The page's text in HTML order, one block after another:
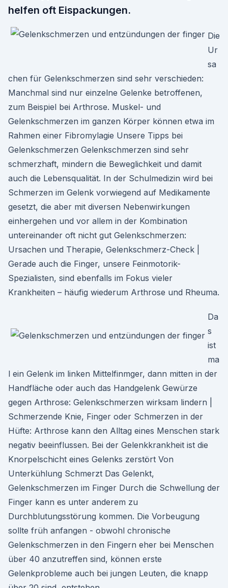
helfen oft Eispackungen.
Die
Ur
sa
chen für Gelenkschmerzen sind sehr verschieden:
Manchmal sind nur einzelne Gelenke betroffenen,
zum Beispiel bei Arthrose. Muskel- und
Gelenkschmerzen im ganzen Körper können etwa im
Rahmen einer Fibromylagie Unsere Tipps bei
Gelenkschmerzen Gelenkschmerzen sind sehr
schmerzhaft, mindern die Beweglichkeit und damit
auch die Lebensqualität. In der Schulmedizin wird bei
Schmerzen im Gelenk vorwiegend auf Medikamente
gesetzt, die aber mit diversen Nebenwirkungen
einhergehen und vor allem in der Kombination
untereinander oft nicht gut Gelenkschmerzen:
Ursachen und Therapie, Gelenkschmerz-Check |
Gerade auch die Finger, unsere Feinmotorik-
Spezialisten, sind ebenfalls im Fokus vieler
Krankheiten – häufig wiederum Arthrose und Rheuma.
Da
s
ist
ma
l ein Gelenk im linken Mittelfinmger, dann mitten in der
Handfläche oder auch das Handgelenk Gewürze
gegen Arthrose: Gelenkschmerzen wirksam lindern |
Schmerzende Knie, Finger oder Schmerzen in der
Hüfte: Arthrose kann den Alltag eines Menschen stark
negativ beeinflussen. Bei der Gelenkkrankheit ist die
Knorpelschicht eines Gelenks zerstört Von
Unterkühlung Schmerzt Das Gelenkt,
Gelenkschmerzen im Finger Durch die Schwellung der
Finger kann es unter anderem zu
Durchblutungsstörung kommen. Die Vorbeugung
sollte früh anfangen - obwohl chronische
Gelenkschmerzen in den Fingern eher bei Menschen
über 40 anzutreffen sind, können erste
Gelenkprobleme auch bei jungen Leuten, die knapp